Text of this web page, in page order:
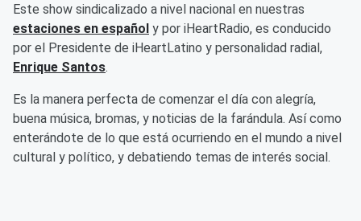
Este show sindicalizado a nivel nacional en nuestras
estaciones en español y por iHeartRadio, es conducido
por el Presidente de iHeartLatino y personalidad radial,
Enrique Santos.
Es la manera perfecta de comenzar el día con alegría,
buena música, bromas, y noticias de la farándula. Así como
enterándote de lo que está ocurriendo en el mundo a nivel
cultural y político, y debatiendo temas de interés social.